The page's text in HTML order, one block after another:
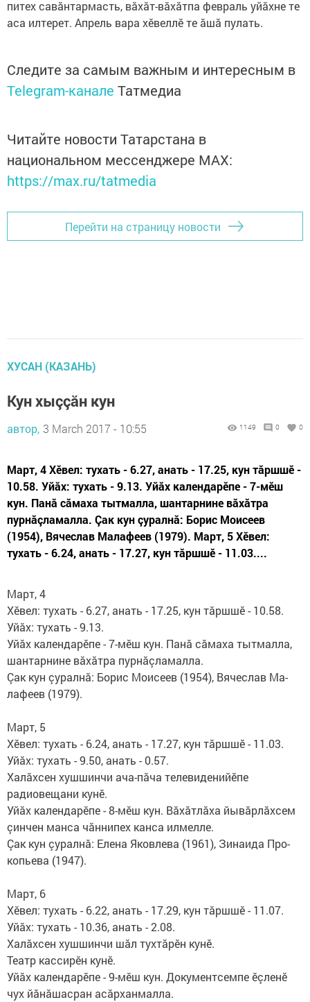
питех савăнтармасть, вăхăт-вăхăтпа февраль уйăхне те
аса илтерет. Апрель вара хӗвеллӗ те ăшă пулать.
Следите за самым важным и интересным в
Telegram-канале Татмедиа
Читайте новости Татарстана в
национальном мессенджере MАХ:
https://max.ru/tatmedia
Перейти на страницу новости
ХУСАН (КАЗАНЬ)
Кун хыççăн кун
автор, 3 March 2017 - 10:55 1149 0 0
Март, 4 Хӗвел: тухать - 6.27, анать - 17.25, кун тăршшӗ -
10.58. Уйăх: тухать - 9.13. Уйăх календарӗпе - 7-мӗш
кун. Панă сăмаха тытмалла, шантарнине вăхăтра
пурнăç­ламалла. Çак кун çуралнă: Борис Мои­сеев
(1954), Вячеслав Ма­лафеев (1979). Март, 5 Хӗвел:
тухать - 6.24, анать - 17.27, кун тăршшӗ - 11.03....
Март, 4
Хӗвел: тухать - 6.27, анать - 17.25, кун тăршшӗ - 10.58.
Уйăх: тухать - 9.13.
Уйăх календарӗпе - 7-мӗш кун. Панă сăмаха тытмалла,
шантарнине вăхăтра пурнăç­ламалла.
Çак кун çуралнă: Борис Мои­сеев (1954), Вячеслав Ма­
лафеев (1979).
Март, 5
Хӗвел: тухать - 6.24, анать - 17.27, кун тăршшӗ - 11.03.
Уйăх: тухать - 9.50, анать - 0.57.
Халăхсен хушшинчи ача-пăча телевиденийӗпе
радиовещани кунӗ.
Уйăх календарӗпе - 8-мӗш кун. Вăхăтлăха йывăрлăхсем
çинчен манса чăннипех канса илмелле.
Çак кун çуралнă: Елена Яков­лева (1961), Зинаида Про­
копьева (1947).
Март, 6
Хӗвел: тухать - 6.22, анать - 17.29, кун тăршшӗ - 11.07.
Уйăх: тухать - 10.36, анать - 2.08.
Халăхсен хушшинчи шăл тухтăрӗн кунӗ.
Театр кассирӗн кунӗ.
Уйăх календарӗпе - 9-мӗш кун. Документсемпе ӗçленӗ
чух йăнăшасран асăрханмалла.